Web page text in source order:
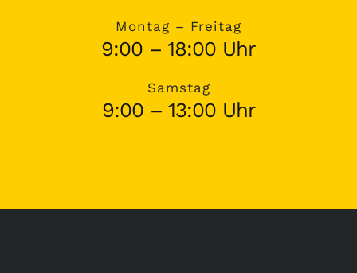
Montag – Freitag
9:00 – 18:00 Uhr
Samstag
9:00 – 13:00 Uhr